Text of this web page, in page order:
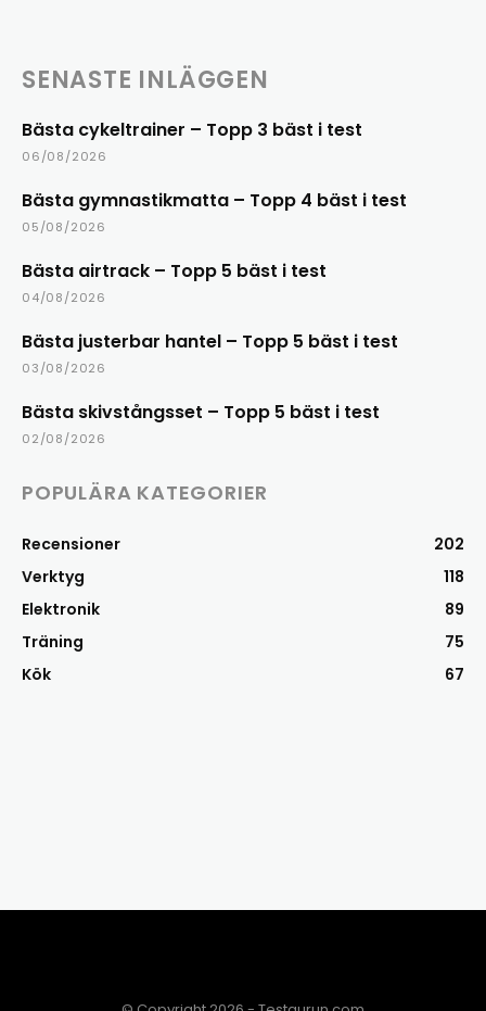
SENASTE INLÄGGEN
Bästa cykeltrainer – Topp 3 bäst i test
06/08/2026
Bästa gymnastikmatta – Topp 4 bäst i test
05/08/2026
Bästa airtrack – Topp 5 bäst i test
04/08/2026
Bästa justerbar hantel – Topp 5 bäst i test
03/08/2026
Bästa skivstångsset – Topp 5 bäst i test
02/08/2026
POPULÄRA KATEGORIER
Recensioner
202
Verktyg
118
Elektronik
89
Träning
75
Kök
67